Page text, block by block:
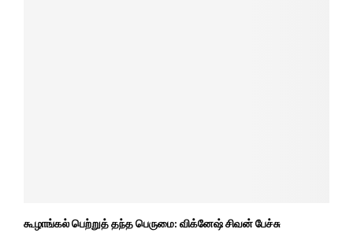
கூழாங்கல் பெற்றுத் தந்த பெருமை: விக்னேஷ் சிவன் பேச்சு